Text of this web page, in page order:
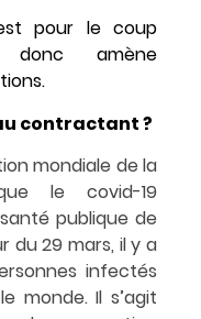
pour le coup
amène
contractant ?
mondiale de la
le covid-19
publique de
du 29 mars, il y a
infectés
monde. Il s’agit